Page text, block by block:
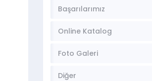
Başarılarımız
Online Katalog
Foto Galeri
Diğer